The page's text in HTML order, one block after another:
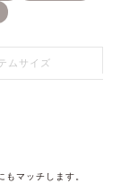
ムサイズ
マッチします。